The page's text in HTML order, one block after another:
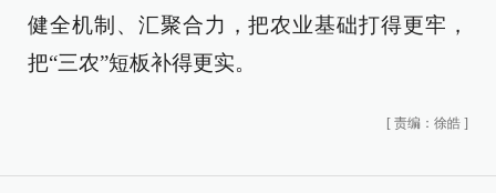
健全机制、汇聚合力，把农业基础打得更牢，
把“三农”短板补得更实。
[ 责编：徐皓 ]